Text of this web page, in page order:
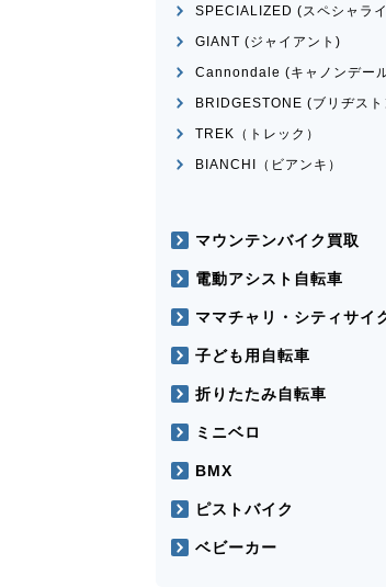
SPECIALIZED (スペシャラ
GIANT (ジャイアント)
Cannondale (キャノンデー
BRIDGESTONE (ブリヂスト
TREK（トレック）
BIANCHI（ビアンキ）
マウンテンバイク買取
電動アシスト自転車
ママチャリ・シティサイ
子ども用自転車
折りたたみ自転車
ミニベロ
BMX
ピストバイク
ベビーカー